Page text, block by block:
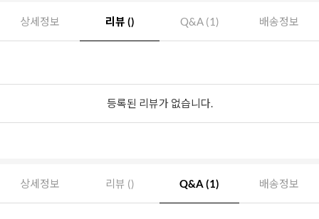
상세정보 리뷰 () Q&A (1) 배송정보
등록된 리뷰가 없습니다.
상세정보 리뷰 () Q&A (1) 배송정보